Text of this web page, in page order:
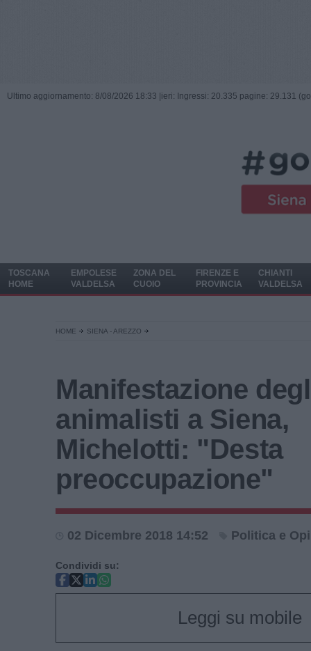
Ultimo aggiornamento: 8/08/2026 18:33 | ieri: Ingressi: 20.335 pagine: 29.131
TOSCANA
HOME
EMPOLESE
VALDELSA
ZONA DEL
CUOIO
FIRENZE E
PROVINCIA
CHIANTI
VALDELSA
HOME SIENA - AREZZO
Manifestazione
animalisti a Siena,
Michelotti: "Desta
preoccupazione"
02 Dicembre 2018 14:52 Politica e
Condividi su:
Leggi su mobile